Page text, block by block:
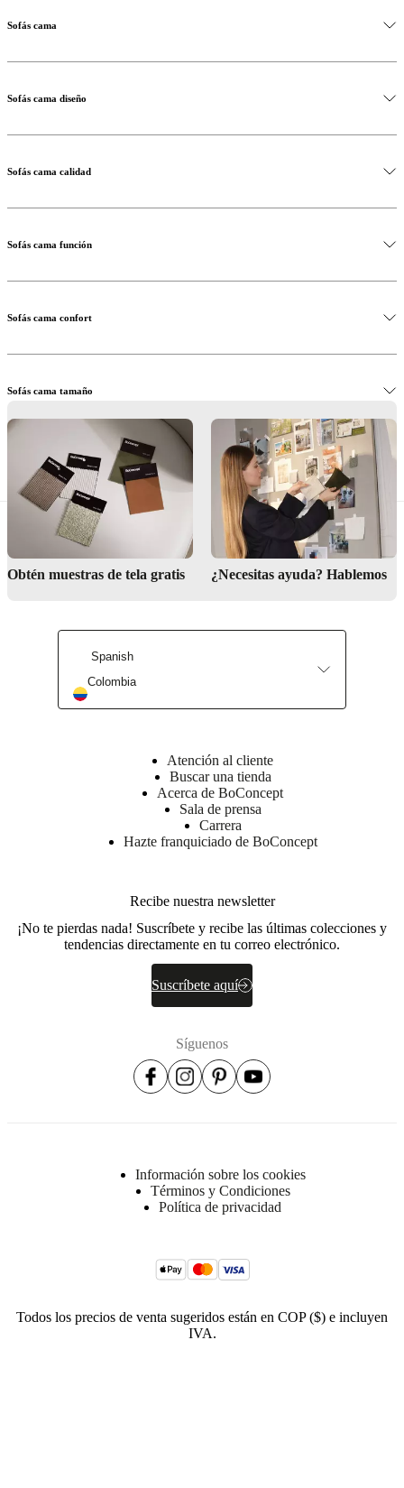
Sofás cama
Sofás cama diseño
Sofás cama calidad
Sofás cama función
Sofás cama confort
Sofás cama tamaño
Ver sofás cama en tienda
Obtén muestras de tela gratis ¿Necesitas ayuda? Hablemos
Spanish
Colombia
Atención al cliente
Buscar una tienda
Acerca de BoConcept
Sala de prensa
Carrera
Hazte franquiciado de BoConcept
Recibe nuestra newsletter
¡No te pierdas nada! Suscríbete y recibe las últimas colecciones y
tendencias directamente en tu correo electrónico.
Suscríbete aquí
Síguenos
Información sobre los cookies
Términos y Condiciones
Política de privacidad
Todos los precios de venta sugeridos están en COP ($) e incluyen
IVA.